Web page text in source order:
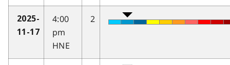
2025-
11-17
4:00
pm
HNE
2